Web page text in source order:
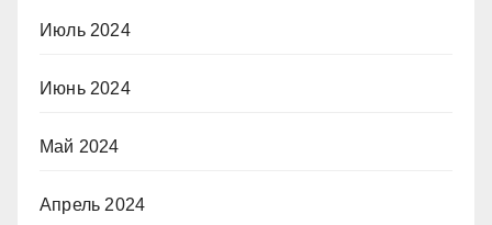
Июль 2024
Июнь 2024
Май 2024
Апрель 2024